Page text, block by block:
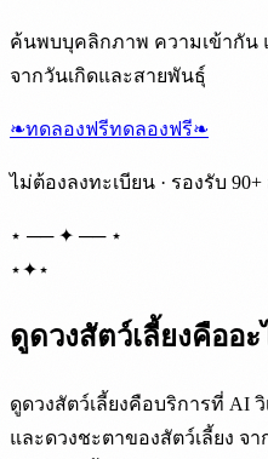
ค้นพบบุคลิกภาพ ความเข้ากัน
จากวันเกิดและสายพันธุ์
❧ทดลองฟรีทดลองฟรี❧
ไม่ต้องลงทะเบียน · รองรับ
⋆ ── ✦ ── ⋆
⋆✦⋆
ดูดวงสัตว์เลี้ยงคืออะ
ดูดวงสัตว์เลี้ยงคือบริการที่ AI
และดวงชะตาของสัตว์เลี้ยง จ